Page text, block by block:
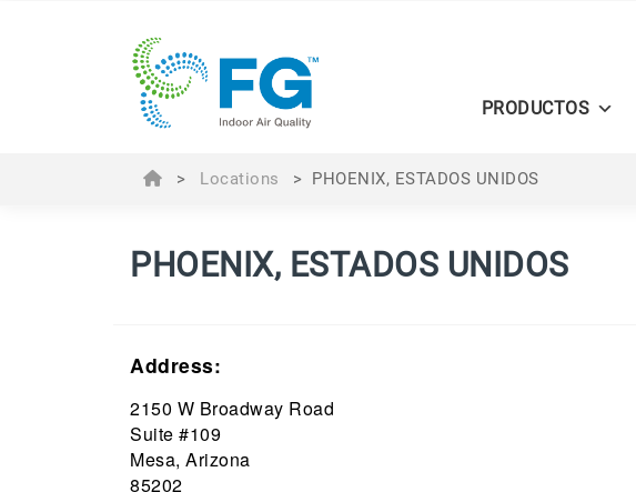
PRODUCTOS
> Locations > PHOENIX, ESTADOS UNIDOS
PHOENIX, ESTADOS UNIDOS
Address:
2150 W Broadway Road
Suite #109
Mesa, Arizona
85202